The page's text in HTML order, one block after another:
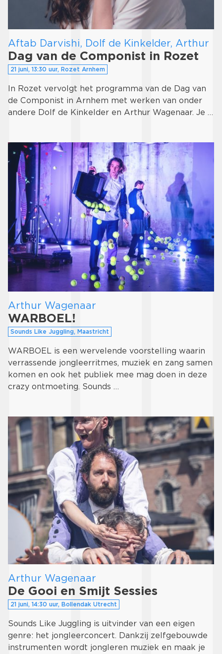
Aftab Darvishi, Dolf de Kinkelder, Arthur
Dag van de Componist in Rozet
21 juni, 13:30 uur, Rozet Arnhem
In Rozet vervolgt het programma van de Dag van
de Componist in Arnhem met werken van onder
andere Dolf de Kinkelder en Arthur Wagenaar. Je …
Arthur Wagenaar
WARBOEL!
Sounds Like Juggling, Maastricht
WARBOEL is een wervelende voorstelling waarin
verrassende jongleerritmes, muziek en zang samen
komen en ook het publiek mee mag doen in deze
crazy ontmoeting. Sounds …
Arthur Wagenaar
De Gooi en Smijt Sessies
21 juni, 14:30 uur, Bollendak Utrecht
Sounds Like Juggling is uitvinder van een eigen
genre: het jongleerconcert. Dankzij zelfgebouwde
instrumenten wordt jongleren muziek en maak je